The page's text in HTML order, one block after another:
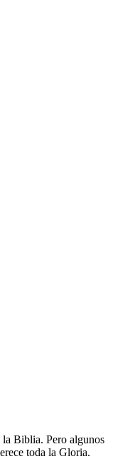
la Biblia. Pero algunos
toda la Gloria.